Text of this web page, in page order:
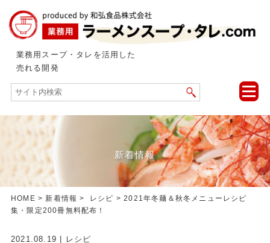
業務用スープ・タレを活用した
売れる開発
toggle
新着情報
HOME >新着情報 > レシピ > 2021年冬麺＆秋冬メニューレシピ
集・限定200冊無料配布！
2021.08.19 | レシピ